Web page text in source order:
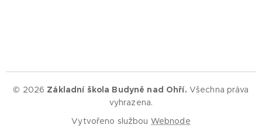
© 2026 Základní škola Budyně nad Ohří. Všechna práva
vyhrazena.
Vytvořeno službou Webnode